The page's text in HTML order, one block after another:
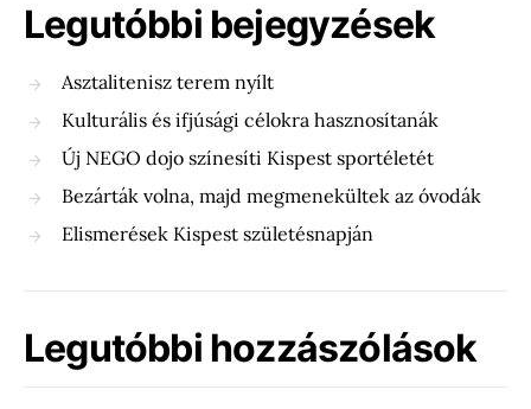
Legutóbbi bejegyzések
Asztalitenisz terem nyílt
Kulturális és ifjúsági célokra hasznosítanák
Új NEGO dojo színesíti Kispest sportéletét
Bezárták volna, majd megmenekültek az óvodák
Elismerések Kispest születésnapján
Legutóbbi hozzászólások